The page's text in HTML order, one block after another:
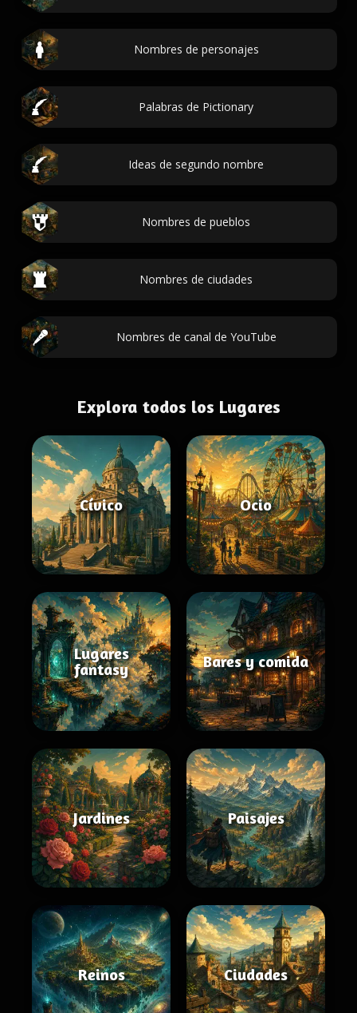
Nombres de personajes
Palabras de Pictionary
Ideas de segundo nombre
Nombres de pueblos
Nombres de ciudades
Nombres de canal de YouTube
Explora todos los Lugares
Cívico Ocio
Lugares
fantasy
Bares y comida
Jardines Paisajes
Reinos Ciudades